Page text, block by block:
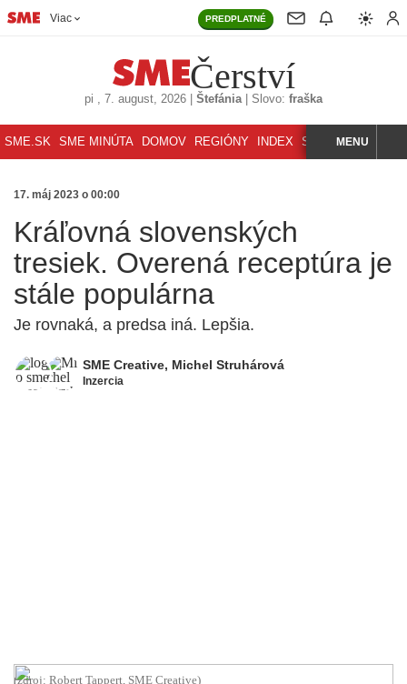
Viac PREDPLATNÉ
Čerství
pi , 7. august, 2026 Štefánia| Slovo: fraška
SME.SK SME MINÚTA DOMOV REGIÓNY INDEX SVET ŠPORT
HĽADAJMENU
17. máj 2023 o 00:00
Kráľovná slovenských
tresiek. Overená receptúra je
stále populárna
Je rovnaká, a predsa iná. Lepšia.
SME Creative, Michel Struhárová
Inzercia
(zdroj: Robert Tappert, SME Creative)